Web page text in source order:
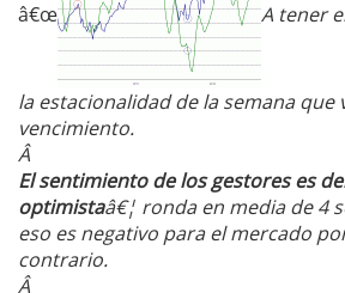
â€œ A tener
la estacionalidad de la semana que
vencimiento.
Â
El sentimiento de los gestores es
optimistaâ€¦ ronda en media de 4
eso es negativo para el mercado
contrario.
Â